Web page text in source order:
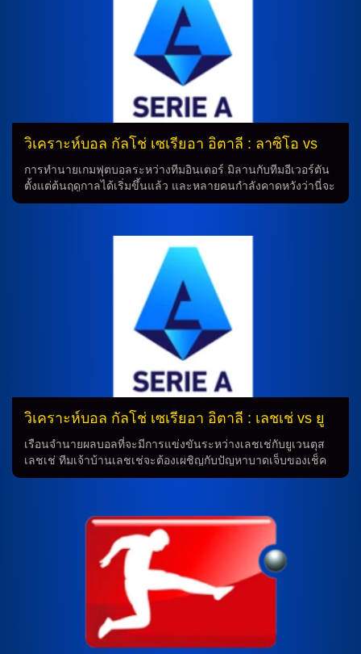
คาบาเซเล่ ที่ติดโทษแบน นอกจากนี้ยังมีการตัดสินใจใช้ระบบ 3-
5-2 แดนกลางวาง ยาว มากขึ้นในเกมนี้ ขณะที่ทีมลิเวอร์พูลจะมี
ความสม่ำเสมอในการเล่นกับทีมเชลซี แม้ว่ากายารี่ด้านการเล่น
อาจจะมีความนิ่งและเสียสมาธิ อย่างไรก็ตาม ทีมยังมีความ
สามารถในการเข้าร่วมการแข่งขันอย่างเต็มที่ และจะพยายามให้
ประสบความสำเร็จในการแข่งขันนี้ เมื่อพูดถึงการทำนายทีมบอล
การทำนายทีมลิเวอร์พูลในการแข่งขันถอนนั้นอาจจะมี
ประสิทธิภาพมากขึ้นเมื่อทีมมีนักเตะที่บาดเจ็บกำลังพร้อมกลับมา
เล่น อย่างมัตเตีย เฟลิซี่, ลูก้า มาซซิเตลลี่, ริยาด อิดริสซี่, เลโอ
โอล่า ที่สามารถมีผลดีต่อทีมในการแข่งขัน โดยทีมลิเวอร์พูลจะ
พยายามใช้กำลังในการป้องกันและโจมตีในเกมนี้ โดยมีความ
สามารถในการเข้าร่วมการแข่งขันอย่างเต็มที่ และจะพยายามให้
วิเคราะห์บอล กัลโช่ เซเรียอา อิตาลี : ลาซิโอ vs
อินเตอร์ มิลาน
การทำนายเกมฟุตบอลระหว่างทีมอินเตอร์ มิลานกับทีมอีเวอร์ตัน
ตั้งแต่ต้นฤดูกาลได้เริ่มขึ้นแล้ว และหลายคนกำลังคาดหวังว่านี่จะ
เป็นเกมที่น่าสนใจอย่างแน่นอน โดยเฉพาะเมื่อทำความเข้าใจถึง
ติดตาม ในเกมนี้ทีมอินเตอร์ มิลานจะต้องพบกับทีมอีเวอร์ตันที่อยู่
ในสถานะที่น่าห่วงอย่างมาก เนื่องจากมีผู้เล่นหลายคนที่บาดเจ็บ
และไม่สามารถเข้าร่วมเกมได้ เช่น ซามูแอล ซิโกต์, มาริโอ จิล่า,
อีวาน โปรเวเดล และ ดานิโล่ คาตัลดี้ ที่เป็นส่วนสำคัญของทีม
การทำนายผลของเกม การทำนายว่าทีมอินเตอร์ มิลานจะมีความ
ได้เปรียบในเกมนี้ เนื่องจากมีความสมบูรณ์และครบครันในทีม
มากกว่าทีมอีเวอร์ตัน ซึ่งมีผู้เล่นหลายคนที่ขาดหายไปจากทีม
การเตรียมการและความพร้อมของทีม ทีมอินเตอร์ มิลานจะ
เตรียมตัวด้วยระบบ 4-3-3 โดยมีนักเตะเชื่อมโยงกลางที่สำคัญ
อย่าง โตมา บาซิช และนักเตะทางด้านหน้าที่พร้อมจะทำประตู
อย่าง บูลาเย่ ดิอา และ มัตเตีย ซัคคานญี่ ที่จะเป็นกำลังใจให้กับ
ทีม การเข้ารวมของทีม ทีมอินเตอร์ มิลานจะมีนักเตะหลายคน
ที่มาช่วยเสริมทีมในเกมนี้ อย่าง โจเซฟ มาร์ติเนซ, ฟรานเชสโก้
อาแซร์บี้, และ เฟเดริโก้ ดิมาร์โก้ ซึ่งจะเป็นประโยชน์ในการช่วย
เพิ่มความแข็งแกร่งให้กับทีมของเขา อย่างไรก็ตาม ทีมอีเวอร์ตันก็
ยังมีความพร้อมด้วยระบบ 3-5-2 และมีนักเตะคุณภาพอย่าง มาร์คุ
วิเคราะห์บอล กัลโช่ เซเรียอา อิตาลี : เลชเช่ vs ยู
เวนตุส
เรือนจำนายผลบอลที่จะมีการแข่งขันระหว่างเลชเช่กับยูเวนตุส
เลชเช่ ทีมเจ้าบ้านเลชเช่จะต้องเผชิญกับปัญหาบาดเจ็บของเช็ค
เครือ่า ซาดิก โฟฟาน่า และ เกียลอนดา กาสปาร์ ที่เป็นส่วนหนึ่ง
คาดหวังที่จะวางระบบ 4-2-3-1 และเน้นการรุกในเกมนี้ ด้วยการ
วาง ออมรี่ กันเดลมัน และ วาลิด เชดดิร่า ที่เป็นหัวหอกตัวเป้าของ
ทีม ตัวแบนและตัวเจ็บของทีม ตัวเจ็บในทีมสามารถแบ่งได้เป็นตัว
เจ็บในกองหลังที่ประสบบาดเจ็บคือ เกียลอนดา กาสปาร์ และ ซา
ดิก โฟฟาน่า และ ตัวเจ็บในกองกลางคือ เมดอน เบริช่า ตัวจัดวาง
ในระบบ 4-2-3-1 ที่ทีมคาดหวังจะใช้คืนนี้ มีผู้เล่นอย่าง วลาดิมิโร
ฟัลโกเน่ ในประตู และ ดานิโล่ เวก้า, ยามิล ซีเบิร์ต, ติอาโก้ กาเบ
รียล, อันโตนิโน่ กัลโล ในกองหลัง และ อิลเบอร์ […]